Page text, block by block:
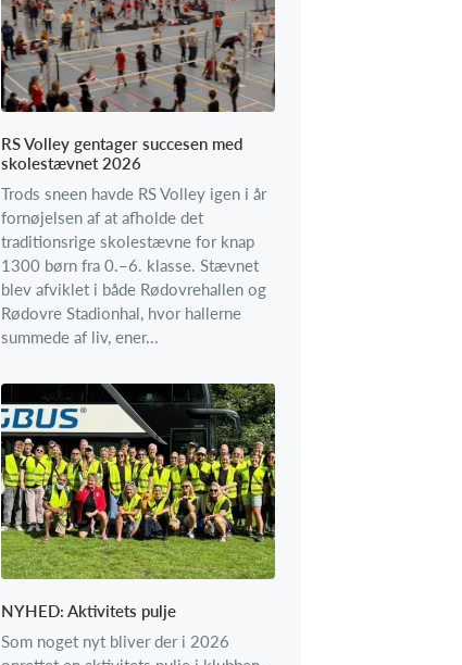
RS Volley gentager succesen med
skolestævnet 2026
Trods sneen havde RS Volley igen i år
fornøjelsen af at afholde det
traditionsrige skolestævne for knap
1300 børn fra 0.–6. klasse. Stævnet
blev afviklet i både Rødovrehallen og
Rødovre Stadionhal, hvor hallerne
summede af liv, ener...
NYHED: Aktivitets pulje
Som noget nyt bliver der i 2026